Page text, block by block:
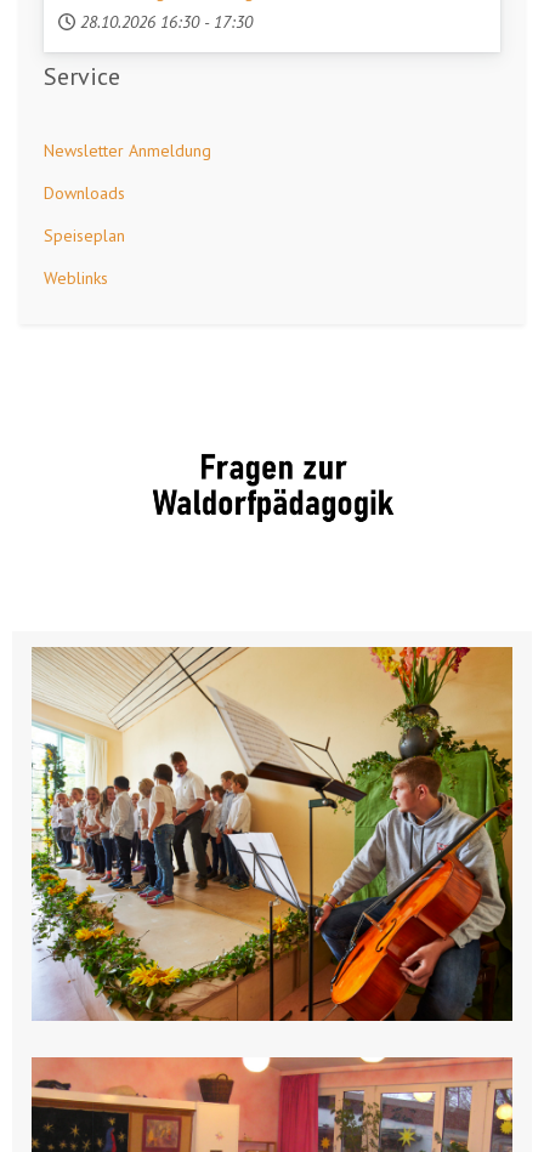
28.10.2026 16:30 - 17:30
Service
Newsletter Anmeldung
Downloads
Speiseplan
Weblinks